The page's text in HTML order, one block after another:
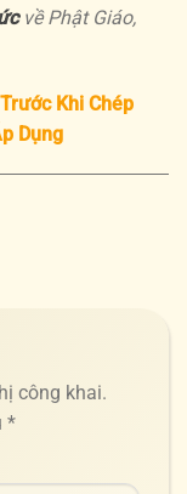
về Phật Giáo,
Khi Chép
Dụng
công khai.
*